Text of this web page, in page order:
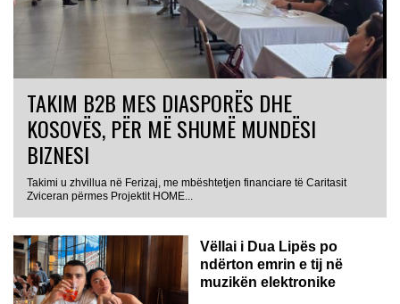
TAKIM B2B MES DIASPORËS DHE
KOSOVËS, PËR MË SHUMË MUNDËSI
BIZNESI
Takimi u zhvillua në Ferizaj, me mbështetjen financiare të Caritasit
Zviceran përmes Projektit HOME...
Vëllai i Dua Lipës po
ndërton emrin e tij në
muzikën elektronike